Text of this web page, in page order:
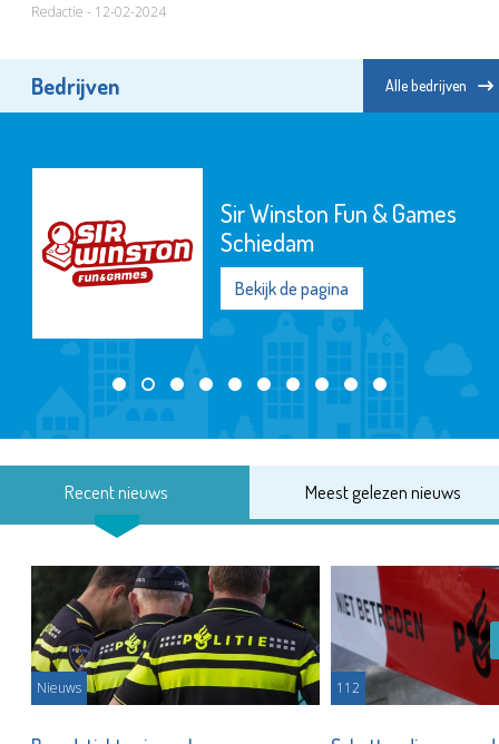
Redactie - 12-02-2024
Bedrijven Alle bedrijven
Sir Winston Fun & Games
Schiedam
Bekijk de pagina
Recent nieuws Meest gelezen nieuws
Nieuws 112